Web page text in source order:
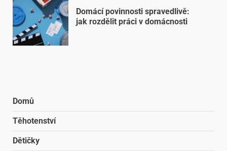
Domácí povinnosti spravedlivě:
jak rozdělit práci v domácnosti
Domů
Těhotenství
Dětičky